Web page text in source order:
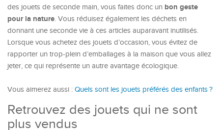
des jouets de seconde main, vous faites donc un bon geste
pour la nature. Vous réduisez également les déchets en
donnant une seconde vie à ces articles auparavant inutilisés.
Lorsque vous achetez des jouets d’occasion, vous évitez de
rapporter un trop-plein d’emballages à la maison que vous allez
jeter, ce qui représente un autre avantage écologique.
Vous aimerez aussi : Quels sont les jouets préférés des enfants ?
Retrouvez des jouets qui ne sont
plus vendus